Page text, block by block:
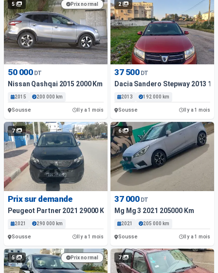
5 Prix normal
50 000 DT
Nissan Qashqai 2015 2000 Km
2015 200 000 km
Sousse Il y a 1 mois
2
37 500 DT
Dacia Sandero Stepway 2013
2013 192 000 km
Sousse Il y a 1 mois
7
Prix sur demande
Peugeot Partner 2021 29000 Km
2021 290 000 km
Sousse Il y a 1 mois
6
37 000 DT
Mg Mg 3 2021 205000 Km
2021 205 000 km
Sousse Il y a 1 mois
5 Prix normal 7